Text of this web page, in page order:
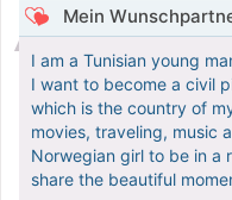
Mein
I am a Tunisian young
I want to become a civil
which is the country of
movies, traveling, music
Norwegian girl to be in a
share the beautiful